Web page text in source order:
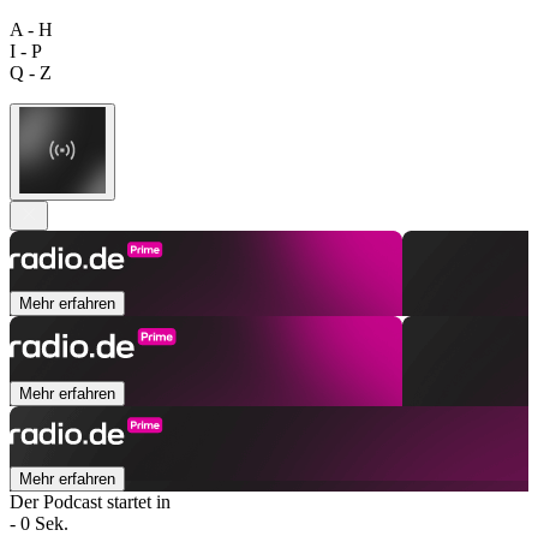
A - H
I - P
Q - Z
Mehr erfahren
Mehr erfahren
Mehr erfahren
Der Podcast startet in
- 0 Sek.